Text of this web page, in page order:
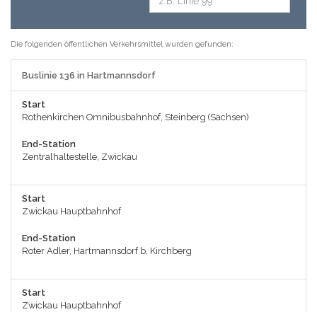
Die folgenden öffentlichen Verkehrsmittel wurden gefunden:
Buslinie 136 in Hartmannsdorf
Start
Rothenkirchen Omnibusbahnhof, Steinberg (Sachsen)
End-Station
Zentralhaltestelle, Zwickau
Start
Zwickau Hauptbahnhof
End-Station
Roter Adler, Hartmannsdorf b. Kirchberg
Start
Zwickau Hauptbahnhof